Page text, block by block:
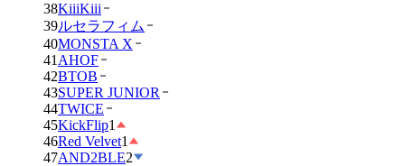
38KiiiKiii
39ルセラフィム
40MONSTA X
41 AHOF
42BTOB
43SUPER JUNIOR
44TWICE
45KickFlip1
46Red Velvet1
47AND2BLE2